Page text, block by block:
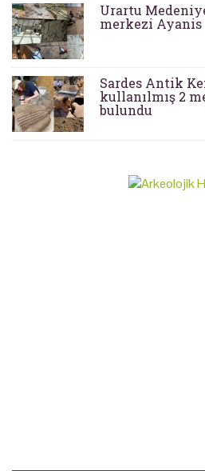
Urartu
merkezi Ayanis
Sardes Antik
kullanılmış 2
bulundu